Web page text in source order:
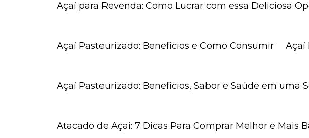
Açaí para Revenda: Como Lucrar com essa Deliciosa
Açaí Pasteurizado: Benefícios e Como Consumir
Açaí Pasteurizado: Benefícios, Sabor e Saúde em uma
Atacado de Açaí: 7 Dicas Para Comprar Melhor e Mais